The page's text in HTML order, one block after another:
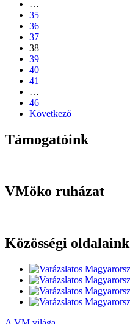
…
35
36
37
38
39
40
41
…
46
Következő
Támogatóink
VMöko ruházat
Közösségi oldalaink